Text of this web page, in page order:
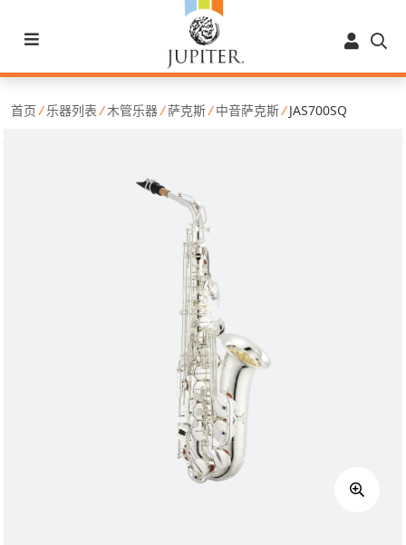
首页 / 乐器列表 /木管乐器/萨克斯/ 中音萨克斯/ JAS700SQ